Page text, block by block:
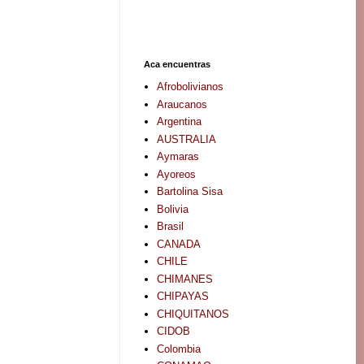
Aca encuentras
Afrobolivianos
Araucanos
Argentina
AUSTRALIA
Aymaras
Ayoreos
Bartolina Sisa
Bolivia
Brasil
CANADA
CHILE
CHIMANES
CHIPAYAS
CHIQUITANOS
CIDOB
Colombia